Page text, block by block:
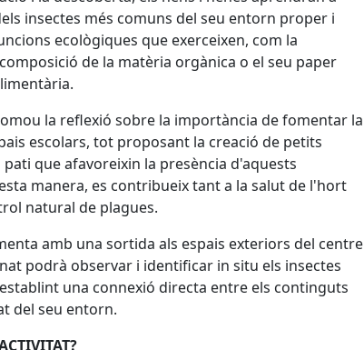
insectes més comuns del seu entorn proper i
ecològiques que exerceixen, com la
de la matèria orgànica o el seu paper
la reflexió sobre la importància de fomentar la
escolars, tot proposant la creació de petits
que afavoreixin la presència d'aquests
manera, es contribueix tant a la salut de l'hort
natural de plagues.
amb una sortida als espais exteriors del centre
podrà observar i identificar in situ els insectes
una connexió directa entre els continguts
del seu entorn.